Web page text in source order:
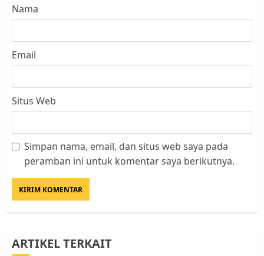
Nama
Email
Situs Web
Simpan nama, email, dan situs web saya pada
peramban ini untuk komentar saya berikutnya.
ARTIKEL TERKAIT
Datangi Pemko Batam, Warga
Warga Rempang Ajukan